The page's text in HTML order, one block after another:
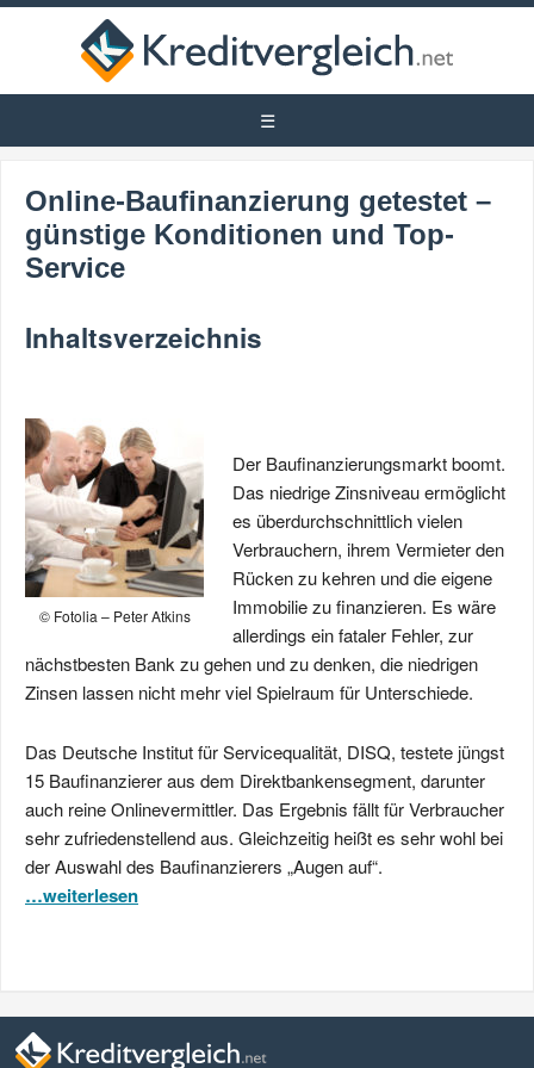
Online-Baufinanzierung getestet –
günstige Konditionen und Top-
Service
Inhaltsverzeichnis
© Fotolia – Peter Atkins
Der Baufinanzierungsmarkt boomt.
Das niedrige Zinsniveau ermöglicht
es überdurchschnittlich vielen
Verbrauchern, ihrem Vermieter den
Rücken zu kehren und die eigene
Immobilie zu finanzieren. Es wäre
allerdings ein fataler Fehler, zur
nächstbesten Bank zu gehen und zu denken, die niedrigen
Zinsen lassen nicht mehr viel Spielraum für Unterschiede.
Das Deutsche Institut für Servicequalität, DISQ, testete jüngst
15 Baufinanzierer aus dem Direktbankensegment, darunter
auch reine Onlinevermittler. Das Ergebnis fällt für Verbraucher
sehr zufriedenstellend aus. Gleichzeitig heißt es sehr wohl bei
der Auswahl des Baufinanzierers „Augen auf“.
…weiterlesen